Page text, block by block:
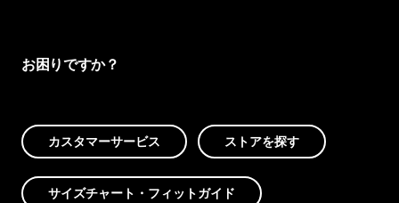
お困りですか？
カスタマーサービス ストアを探す
サイズチャート・フィットガイド